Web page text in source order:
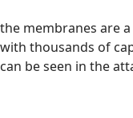
the membranes are
with thousands of
can be seen in the